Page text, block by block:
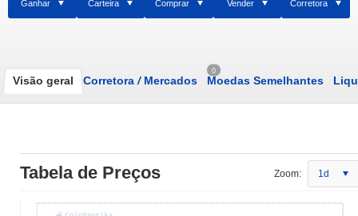
Ganhar Carteira Comprar Vender Corretora
Visão geral Corretora /Mercados
0
Moedas Semelhantes
Tabela de Preços Zoom: 1d